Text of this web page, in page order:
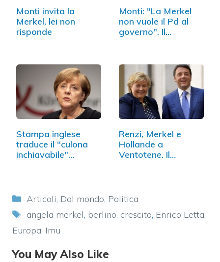
Monti invita la
Merkel, lei non
risponde
Monti: "La Merkel
non vuole il Pd al
governo". Il…
Stampa inglese
traduce il "culona
inchiavabile"…
Renzi, Merkel e
Hollande a
Ventotene. Il
Categorie
Articoli, Dal mondo, Politica
Tag
angela merkel, berlino, crescita, Enrico Letta,
Europa, Imu
You May Also Like